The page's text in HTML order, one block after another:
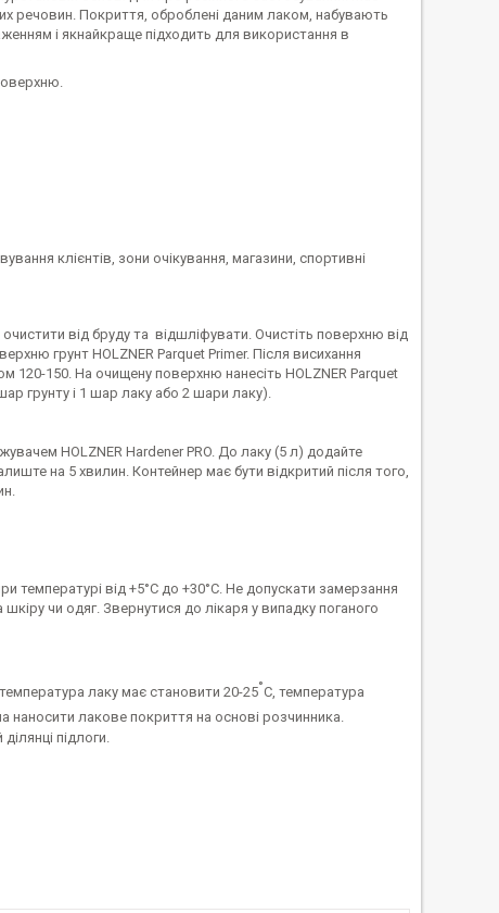
речовин. Покриття, оброблені даним лаком, набувають
і якнайкраще підходить для використання в
клієнтів, зони очікування, магазини, спортивні
від бруду та відшліфувати. Очистіть поверхню від
грунт HOLZNER Parquet Primer. Після висихання
120-150. На очищену поверхню нанесіть HOLZNER Parquet
грунту і 1 шар лаку або 2 шари лаку).
HOLZNER Hardener PRO. До лаку (5 л) додайте
на 5 хвилин. Контейнер має бути відкритий після того,
температурі від +5°С до +30°С. Не допускати замерзання
чи одяг. Звернутися до лікаря у випадку поганого
лаку має становити 20-25°С, температура
наносити лакове покриття на основі розчинника.
підлоги.